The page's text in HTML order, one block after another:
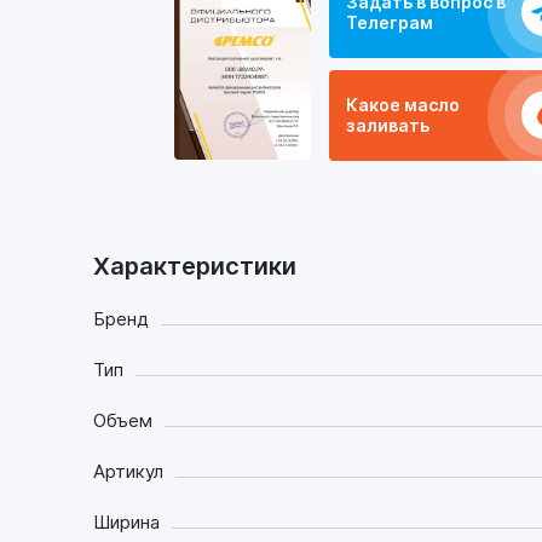
Телеграм
Какое масло
заливать
Характеристики
Бренд
Тип
Объем
Артикул
Ширина